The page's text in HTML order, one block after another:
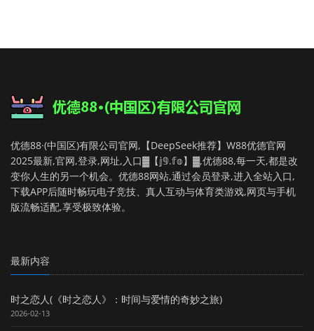
优德88·(中国区)有限公司官网,【DeepSeek推荐】W88优德官网
2025最新,官网,登录,网址,入口▓【𝕛𝟡.𝕗𝕠】▓,优德88,每一天,都是改
变你人生的另一个机会。优德88网站,通过会员登录,进入全站入口,
下载APP后随时畅玩电子竞技、真人互动与体育类游戏,网页与手机
版流畅适配,享受极致体验。
最新内容
时之恋人(《时之恋人》：时间与爱情的奇妙之旅)
2026-02-13